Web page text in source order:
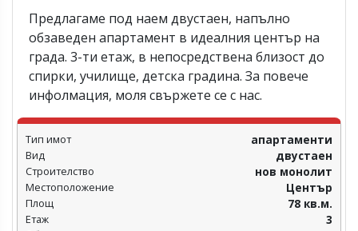
Предлагаме под наем двустаен, напълно
обзаведен апартамент в идеалния център на
града. 3-ти етаж, в непосредствена близост до
спирки, училище, детска градина. За повече
инфолмация, моля свържете се с нас.
Тип имот апартаменти
Вид двустаен
Строителство нов монолит
Местоположение Център
Площ 78 кв.м.
Етаж 3